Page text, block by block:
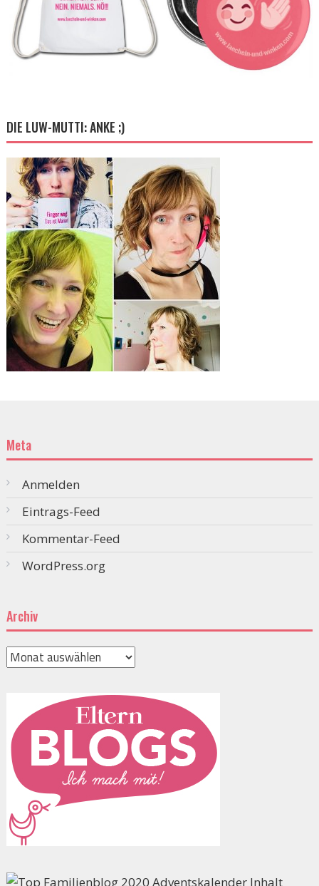
DIE LUW-MUTTI: ANKE ;)
Meta
Anmelden
Eintrags-Feed
Kommentar-Feed
WordPress.org
Archiv
Archiv